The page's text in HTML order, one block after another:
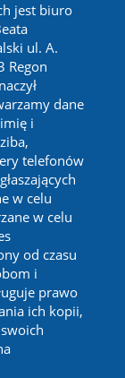
jest biuro
ul. A.
Regon
dane
i
telefonów
w celu
w celu
od czasu
i
prawo
ich kopii,